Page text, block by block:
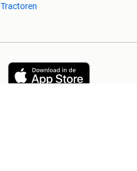
Tractoren